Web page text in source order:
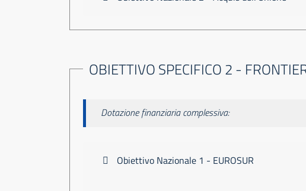
OBIETTIVO SPECIFICO 2 -
Dotazione finanziaria complessiva:
Obiettivo Nazionale 1 - EUROSUR